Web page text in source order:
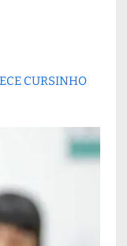
CURSINHO